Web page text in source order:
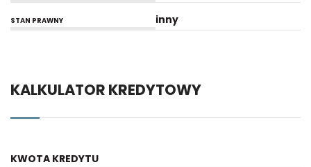
STAN PRAWNY inny
KALKULATOR KREDYTOWY
KWOTA KREDYTU